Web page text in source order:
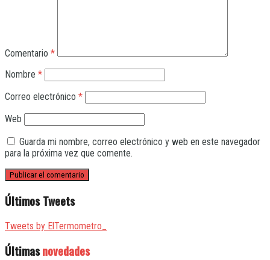
Comentario *
Nombre *
Correo electrónico *
Web
Guarda mi nombre, correo electrónico y web en este navegador
para la próxima vez que comente.
Últimos Tweets
Tweets by ElTermometro_
Últimasnovedades